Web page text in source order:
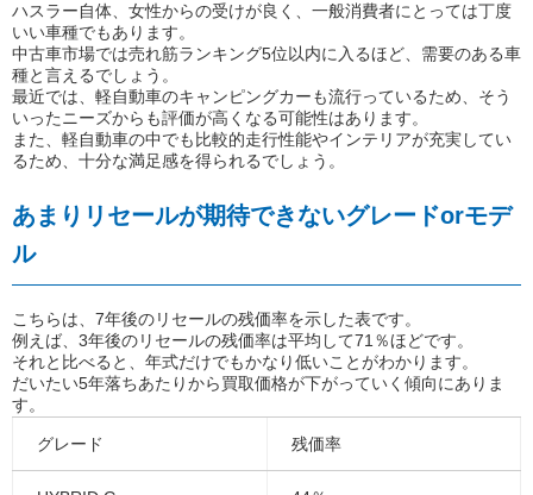
ハスラー自体、女性からの受けが良く、一般消費者にとっては丁度
いい車種でもあります。
中古車市場では売れ筋ランキング5位以内に入るほど、需要のある車
種と言えるでしょう。
最近では、軽自動車のキャンピングカーも流行っているため、そう
いったニーズからも評価が高くなる可能性はあります。
また、軽自動車の中でも比較的走行性能やインテリアが充実してい
るため、十分な満足感を得られるでしょう。
あまりリセールが期待できないグレードorモデ
ル
こちらは、7年後のリセールの残価率を示した表です。
例えば、3年後のリセールの残価率は平均して71％ほどです。
それと比べると、年式だけでもかなり低いことがわかります。
だいたい5年落ちあたりから買取価格が下がっていく傾向にありま
す。
グレード 残価率